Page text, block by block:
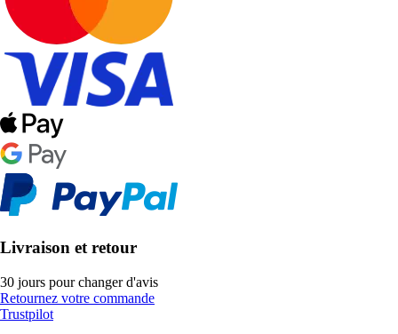
Livraison et retour
30 jours pour changer d'avis
Retournez votre commande
Trustpilot